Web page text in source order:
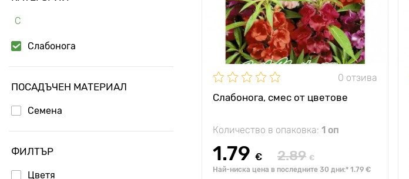
С
Слабонога
ПОСАДЪЧЕН МАТЕРИАЛ
Семена
ФИЛТЪР
Цветя
0 отзива
Слабонога, смес от цветове
Количество в опаковка: 1 оп
1.79 € 2.89 €
Най-ниска цена в последните 30 дни:* 1.79 €
растението
Разстояние между
растенията
1 растение в саксия